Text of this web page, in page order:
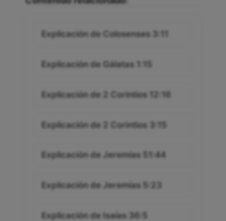
Explicación de Colosenses 3:11
Explicación de Gálatas 1:15
Explicación de 2 Corintios 12:16
Explicación de 2 Corintios 3:15
Explicación de Jeremías 51:44
Explicación de Jeremías 5:23
Explicación de Isaías 36:5